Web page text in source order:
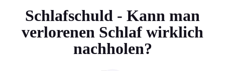
Schlafschuld - Kann man
verlorenen Schlaf wirklich
nachholen?